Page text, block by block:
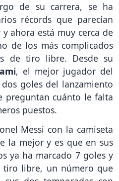
de su carrera, se ha
récords que parecían
ahora está muy cerca de
de los más complicados
de tiro libre. Desde su
, el mejor jugador del
goles del lanzamiento
preguntan cuánto le falta
puestos.
Messi con la camiseta
la mejor y es que en sus
ya ha marcado 7 goles y
libre, un número que